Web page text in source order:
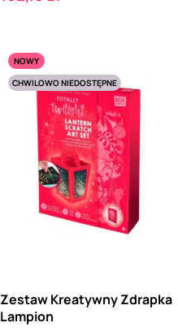
NOWY
CHWILOWO NIEDOSTĘPNE
Zestaw Kreatywny Zdrapka
Lampion